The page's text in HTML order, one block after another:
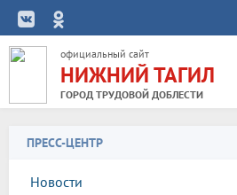
официальный сайт
НИЖНИЙ ТАГИЛ
ГОРОД ТРУДОВОЙ ДОБЛЕСТИ
ПРЕСС-ЦЕНТР
Новости